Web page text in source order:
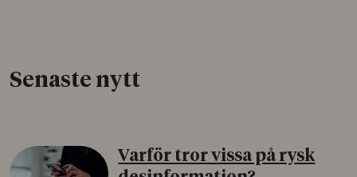
Senaste nytt
Varför tror vissa på rysk